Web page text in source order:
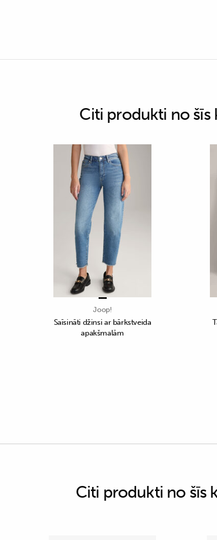
Citi produkti no šīs
Joop!
Saīsināti džinsi ar bārkstveida
apakšmalām
Citi produkti no šīs